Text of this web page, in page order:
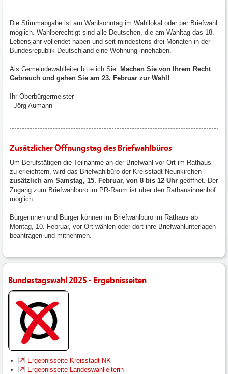
Die Stimmabgabe ist am Wahlsonntag im Wahllokal oder per Briefwahl
möglich. Wahlberechtigt sind alle Deutschen, die am Wahltag das 18.
Lebensjahr vollendet haben und seit mindestens drei Monaten in der
Bundesrepublik Deutschland eine Wohnung innehaben.
Als Gemeindewahlleiter bitte ich Sie: Machen Sie von Ihrem Recht
Gebrauch und gehen Sie am 23. Februar zur Wahl!
Ihr Oberbürgermeister
Jörg Aumann
Zusätzlicher Öffnungstag des Briefwahlbüros
Um Berufstätigen die Teilnahme an der Briefwahl vor Ort im Rathaus
zu erleichtern, wird das Briefwahlbüro der Kreisstadt Neunkirchen
zusätzlich am Samstag, 15. Februar, von 8 bis 12 Uhr geöffnet. Der
Zugang zum Briefwahlbüro im PR-Raum ist über den Rathausinnenhof
möglich.
Bürgerinnen und Bürger können im Briefwahlbüro im Rathaus ab
Montag, 10. Februar, vor Ort wählen oder dort ihre Briefwahlunterlagen
beantragen und mitnehmen.
Bundestagswahl 2025 - Ergebnisseiten
Ergebnisseite Kreisstadt NK
Ergebnisseite Landeswahlleiterin